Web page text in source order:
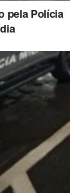
pela Polícia